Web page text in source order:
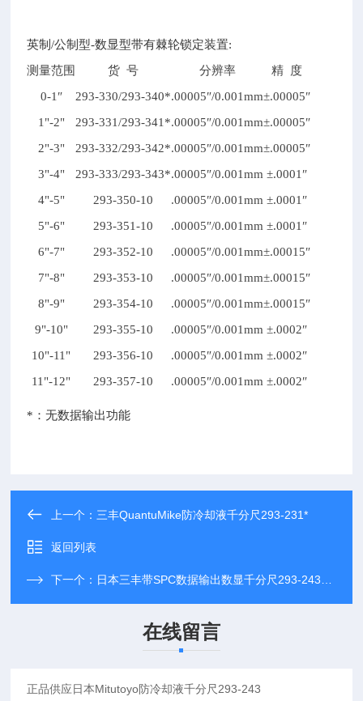
英制/公制型-数显型带有棘轮锁定装置:
测量范围
货 号 分辨率
精 度
0-1″ 293-330/293-340*.00005″/0.001mm±.00005″
1"-2"
293-331/293-341*.00005″/0.001mm±.00005″
2"-3"
293-332/293-342*.00005″/0.001mm±.00005″
3"-4"
293-333/293-343*.00005″/0.001mm ±.0001″
4"-5"
293-350-10 .00005″/0.001mm ±.0001″
5"-6"
293-351-10 .00005″/0.001mm ±.0001″
6"-7"
293-352-10 .00005″/0.001mm±.00015″
7"-8"
293-353-10 .00005″/0.001mm±.00015″
8"-9"
293-354-10 .00005″/0.001mm±.00015″
9"-10"
293-355-10 .00005″/0.001mm ±.0002″
10"-11"
293-356-10 .00005″/0.001mm ±.0002″
11"-12"
293-357-10 .00005″/0.001mm ±.0002″
* ：无数据输出功能
上一个： 三丰QuantuMike防冷却液千分尺293-231*
返回列表
下一个： 日本三丰带SPC数据输出数显千分尺293-243现货
在线留言